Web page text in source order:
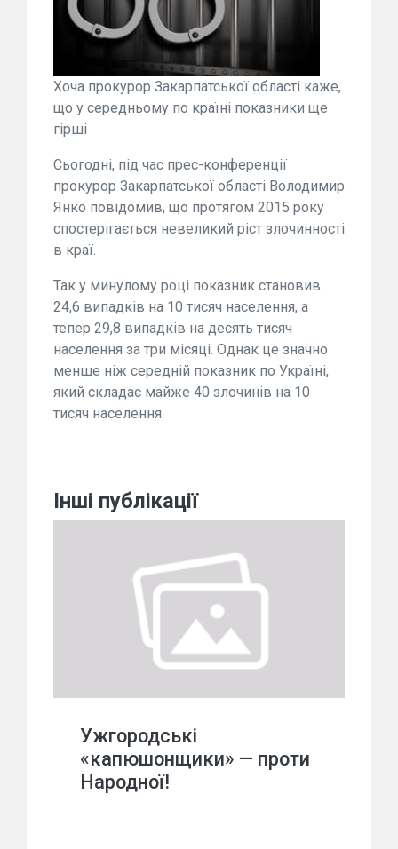
Хоча прокурор Закарпатської області каже,
що у середньому по країні показники ще
гірші
Сьогодні, під час прес-конференції
прокурор Закарпатської області Володимир
Янко повідомив, що протягом 2015 року
спостерігається невеликий ріст злочинності
в краї.
Так у минулому році показник становив
24,6 випадків на 10 тисяч населення, а
тепер 29,8 випадків на десять тисяч
населення за три місяці. Однак це значно
менше ніж середній показник по Україні,
який складає майже 40 злочинів на 10
тисяч населення.
Інші публікації
Ужгородські
«капюшонщики» — проти
Народної!